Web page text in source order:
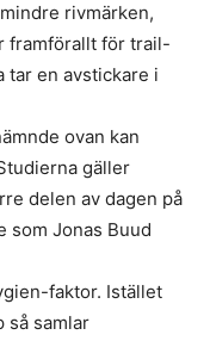
rivmärken,
framförallt för trail-
tar en avstickare i
ovan kan
gäller
delen av dagen på
som Jonas Buud
faktor. Istället
så samlar